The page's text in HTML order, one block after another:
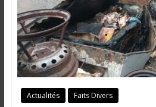
Actualités Faits Divers